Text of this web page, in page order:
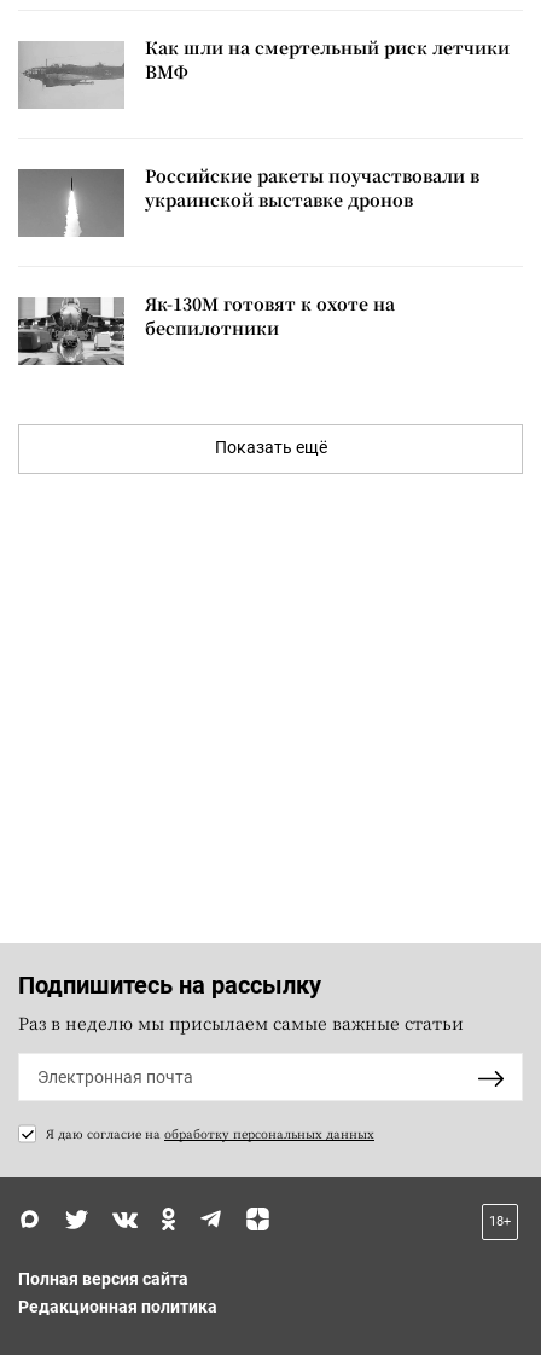
Как шли на смертельный риск летчики
ВМФ
Российские ракеты поучаствовали в
украинской выставке дронов
Як-130М готовят к охоте на
беспилотники
Показать ещё
Подпишитесь на рассылку
Раз в неделю мы присылаем самые важные статьи
Я даю согласие на обработку персональных данных
18+
Полная версия сайта
Редакционная политика